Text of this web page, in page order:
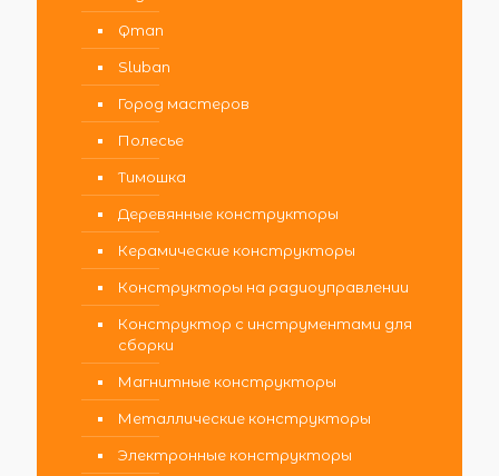
Qman
Sluban
Город мастеров
Полесье
Тимошка
Деревянные конструкторы
Керамические конструкторы
Конструкторы на радиоуправлении
Конструктор с инструментами для
сборки
Магнитные конструкторы
Металлические конструкторы
Электронные конструкторы